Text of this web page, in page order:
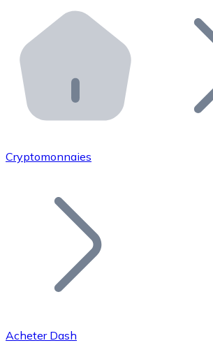
Distributeurs automatiques Bitnovo
Intégrez un ATM Bitnovo dans
API Bitnovo
Intégrez notre API dans votre
Rejoignez notre réseau de
Ajoutez le token de votre projet à
Cryptomonnaies
Acheter Dash